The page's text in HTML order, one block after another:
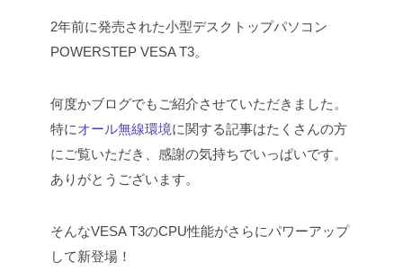
2年前に発売された小型デスクトップパソコン
POWERSTEP VESA T3。
何度かブログでもご紹介させていただきました。
特にオール無線環境に関する記事はたくさんの方
にご覧いただき、感謝の気持ちでいっぱいです。
ありがとうございます。
そんなVESA T3のCPU性能がさらにパワーアップ
して新登場！